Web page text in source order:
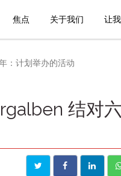
焦点 关于我们 让
：计划举办的活动
结对